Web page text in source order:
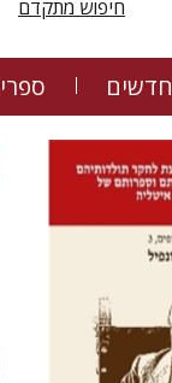
חיפוש מתקדם
חדשים